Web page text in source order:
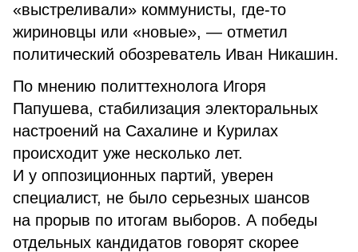
«выстреливали» коммунисты, где-то
жириновцы или «новые», — отметил
политический обозреватель Иван Никашин.
По мнению политтехнолога Игоря
Папушева, стабилизация электоральных
настроений на Сахалине и Курилах
происходит уже несколько лет.
И у оппозиционных партий, уверен
специалист, не было серьезных шансов
на прорыв по итогам выборов. А победы
отдельных кандидатов говорят скорее